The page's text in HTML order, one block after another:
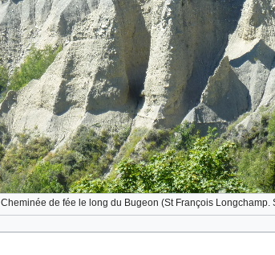
Cheminée de fée le long du Bugeon (St François Longchamp.